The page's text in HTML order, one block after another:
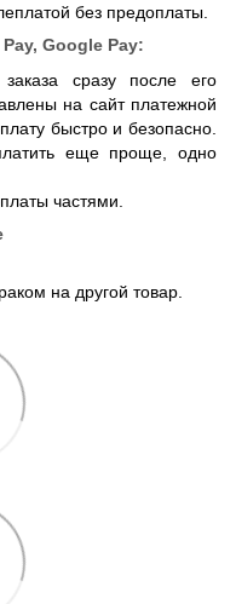
без предоплаты.
Google Pay:
сразу после его
на сайт платежной
быстро и безопасно.
еще проще, одно
частями.
на другой товар.